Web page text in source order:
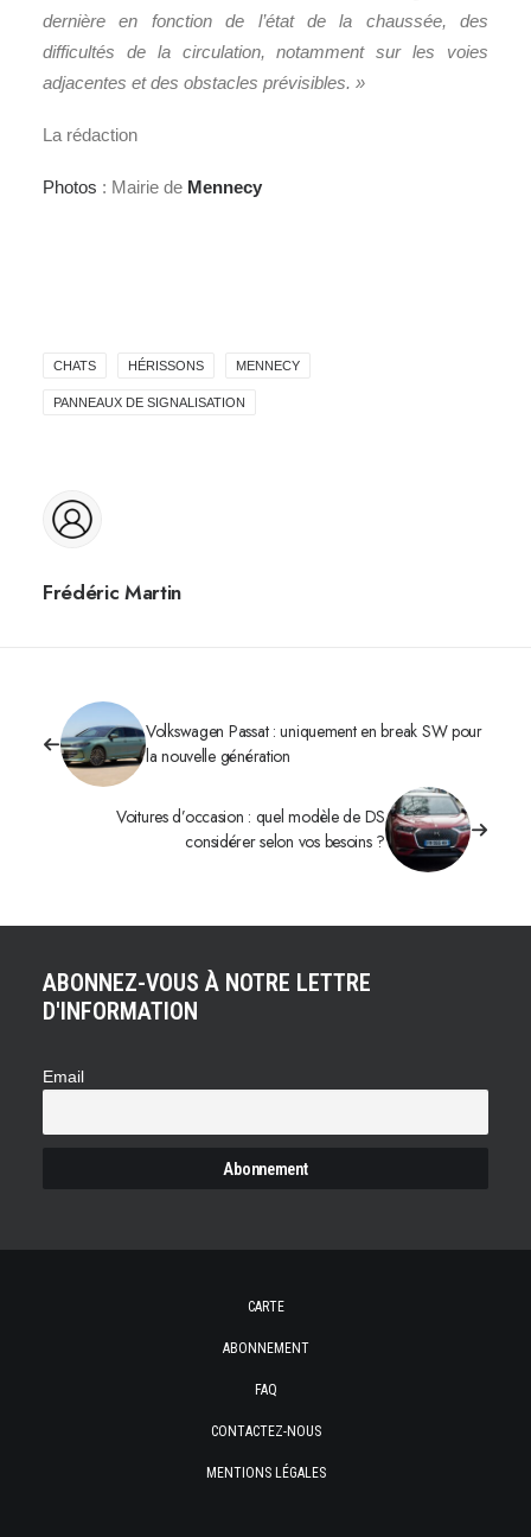
dernière en fonction de l’état de la chaussée, des
difficultés de la circulation, notamment sur les voies
adjacentes et des obstacles prévisibles. »
La rédaction
Photos : Mairie de Mennecy
CHATS HÉRISSONS MENNECY
PANNEAUX DE SIGNALISATION
Frédéric Martin
Volkswagen Passat : uniquement en break SW pour
la nouvelle génération
Voitures d’occasion : quel modèle de DS
considérer selon vos besoins ?
ABONNEZ-VOUS À NOTRE LETTRE
D'INFORMATION
Email
CARTE
ABONNEMENT
FAQ
CONTACTEZ-NOUS
MENTIONS LÉGALES